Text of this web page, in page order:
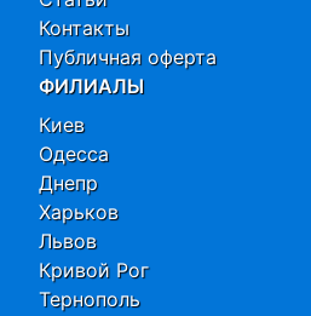
Контакты
Публичная оферта
ФИЛИАЛЫ
Киев
Одесса
Днепр
Харьков
Львов
Кривой Рог
Тернополь